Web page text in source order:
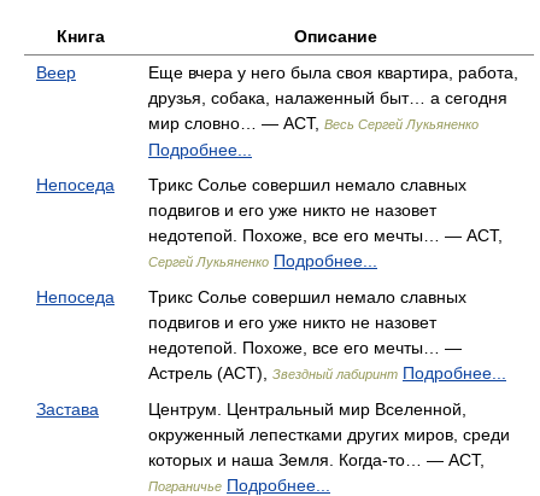
Книга
Описание
Веер
Еще вчера у него была своя квартира, работа,
друзья, собака, налаженный быт… а сегодня
мир словно… — АСТ, Весь Сергей Лукьяненко
Подробнее...
Непоседа
Трикс Солье совершил немало славных
подвигов и его уже никто не назовет
недотепой. Похоже, все его мечты… — АСТ,
Сергей Лукьяненко Подробнее...
Непоседа
Трикс Солье совершил немало славных
подвигов и его уже никто не назовет
недотепой. Похоже, все его мечты… —
Астрель (АСТ),
Звездный лабиринт Подробнее...
Застава
Центрум. Центральный мир Вселенной,
окруженный лепестками других миров, среди
которых и наша Земля. Когда-то… — АСТ,
Пограничье Подробнее...